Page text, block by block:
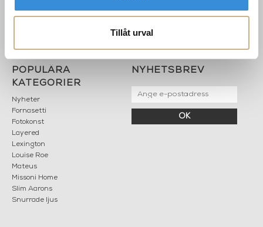
Tillåt urval
Sommarstängt
Mån: 12-18
Lör: 11-15
POPULÄRA
KATEGORIER
Nyheter
Fornasetti
Fotokonst
Layered
Lexington
Louise Roe
Mateus
Missoni Home
Slim Aarons
Snurrade ljus
NYHETSBREV
OK